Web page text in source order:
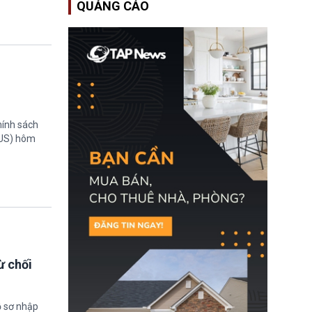
sách
hôm
chối
sơ nhập
nguy cơ thiếu hụt lực
lượng trầm trọng. Điều
này cần được đặc biệt
chú ý bởi nếu các siêu
bão đổ bộ Hoa Kỳ ở nửa
cuối năm 2026, lực
lượng ứng phó “mỏng”
có thể làm nghẽn công
tác cứu trợ; dẫn đến hệ
thống ứng phó khẩn cấp
quốc gia quá tải.
QUẢNG CÁO